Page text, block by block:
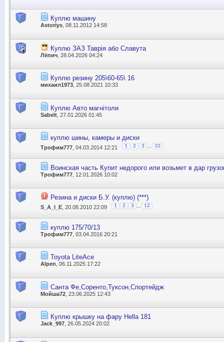
Куплю машину
Astoriys, 08.11.2012 14:58
Куплю ЗАЗ Таврія або Славута
Лёпич , 28.04.2026 04:24
Куплю резину 205\60-65\ 16
михаил1973, 25.08.2021 10:33
Куплю Авто магнітоли
Sabelt , 27.01.2026 01:45
куплю шины, камеры и диски
Трофим777 , 04.03.2014 12:21 1 2 3 10
Воинская часть Купит недорого или возьмет в дар
Трофим777 , 12.01.2026 10:02
Резина и диски Б.У. (куплю) (***)
S_A_l_E , 20.08.2010 22:09 1 2 3 12
куплю 175/70/13
Трофим777 , 03.04.2016 20:21
Toyota LiteAce
Alpen , 06.11.2025 17:22
Санта Фе,Соренто,Туксон,Спортейдж
Мойша72 , 23.06.2025 12:43
Куплю крышку на фару Hella 181
Jack_997 , 26.05.2024 20:02